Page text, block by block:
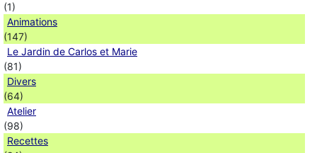
(1)
Animations
(147)
Le Jardin de Carlos et Marie
(81)
Divers
(64)
Atelier
(98)
Recettes